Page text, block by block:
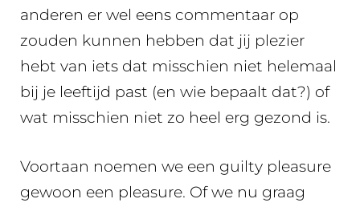
anderen er wel eens commentaar op
zouden kunnen hebben dat jij plezier
hebt van iets dat misschien niet helemaal
bij je leeftijd past (en wie bepaalt dat?) of
wat misschien niet zo heel erg gezond is.
Voortaan noemen we een guilty pleasure
gewoon een pleasure. Of we nu graag